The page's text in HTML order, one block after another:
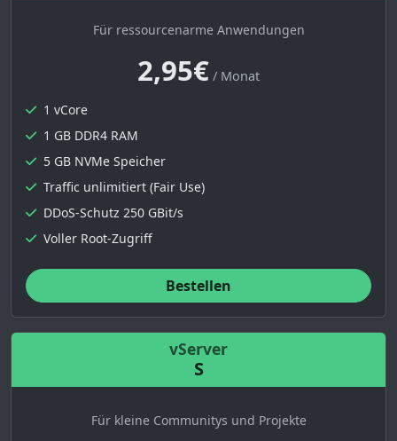
Für ressourcenarme Anwendungen
2,95€ / Monat
1 vCore
1 GB DDR4 RAM
5 GB NVMe Speicher
Traffic unlimitiert (Fair Use)
DDoS-Schutz 250 GBit/s
Voller Root-Zugriff
Bestellen
vServer
S
Für kleine Communitys und Projekte